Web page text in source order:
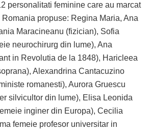
personalitati feminine care au marcat
propuse: Regina Maria, Ana
Maracineanu (fizician), Sofia
neurochirurg din lume), Ana
in Revolutia de la 1848), Haricleea
Alexandrina Cantacuzino
romanesti), Aurora Gruescu
silvicultor din lume), Elisa Leonida
inginer din Europa), Cecilia
femeie profesor universitar in